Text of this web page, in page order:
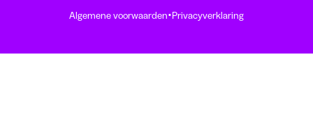
Algemene voorwaarden·Privacyverklaring